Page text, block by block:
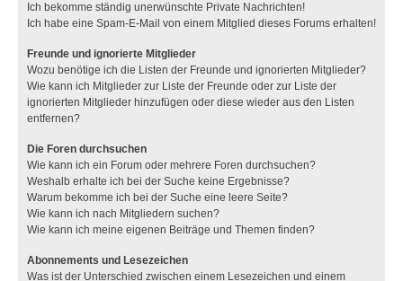
Ich bekomme ständig unerwünschte Private Nachrichten!
Ich habe eine Spam-E-Mail von einem Mitglied dieses Forums erhalten!
Freunde und ignorierte Mitglieder
Wozu benötige ich die Listen der Freunde und ignorierten Mitglieder?
Wie kann ich Mitglieder zur Liste der Freunde oder zur Liste der
ignorierten Mitglieder hinzufügen oder diese wieder aus den Listen
entfernen?
Die Foren durchsuchen
Wie kann ich ein Forum oder mehrere Foren durchsuchen?
Weshalb erhalte ich bei der Suche keine Ergebnisse?
Warum bekomme ich bei der Suche eine leere Seite?
Wie kann ich nach Mitgliedern suchen?
Wie kann ich meine eigenen Beiträge und Themen finden?
Abonnements und Lesezeichen
Was ist der Unterschied zwischen einem Lesezeichen und einem